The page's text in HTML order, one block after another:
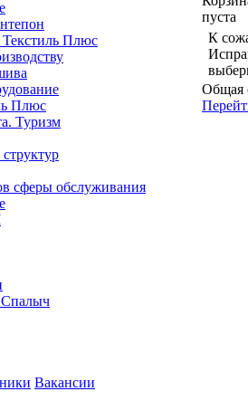
Текстиль Плюс
Плюс
Туризм
сферы обслуживания
Вакансии
пуста
К
Общая